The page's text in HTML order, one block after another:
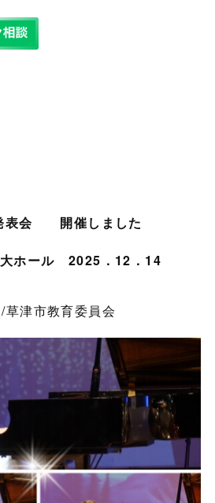
表会 開催しました
ホール 2025．12．14
教育委員会